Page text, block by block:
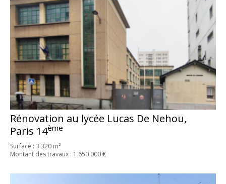
Rénovation au lycée Lucas De Nehou,
Paris 14ème
Surface : 3 320 m²
Montant des travaux : 1 650 000 €